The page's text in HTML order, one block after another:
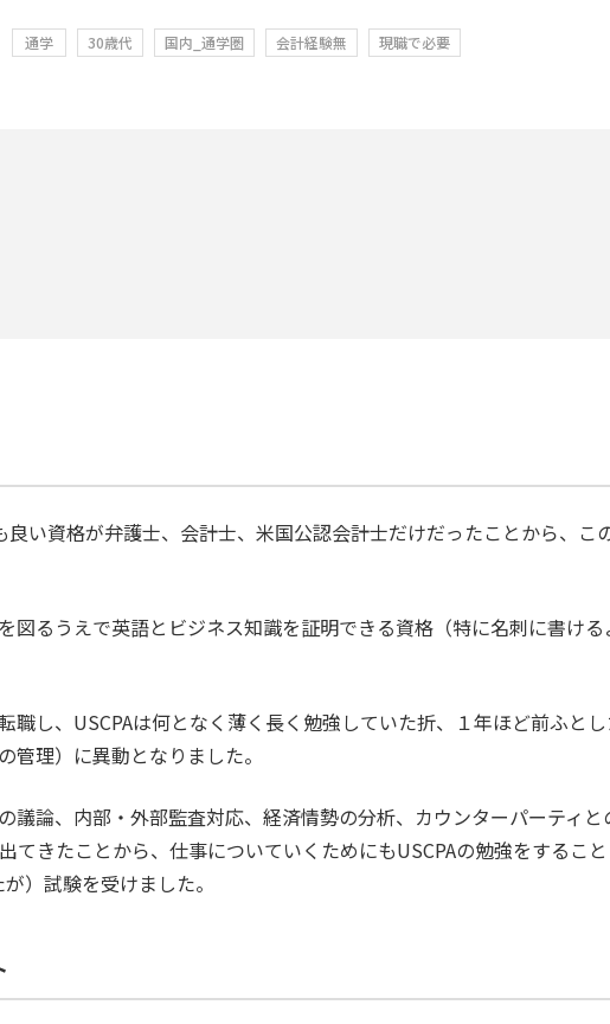
通学 30歳代 国内_通学圏 会計経験無 現職で必要
い資格が弁護士、会計士、米国公認会計士だけだったことから、こ
図るうえで英語とビジネス知識を証明できる資格（特に名刺に書け
し、USCPAは何となく薄く長く勉強していた折、１年ほど前ふと
理）に異動となりました。
議論、内部・外部監査対応、経済情勢の分析、カウンターパーティ
てきたことから、仕事についていくためにもUSCPAの勉強をするこ
）試験を受けました。